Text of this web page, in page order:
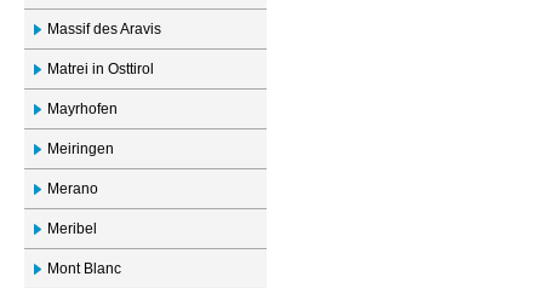
Massif des Aravis
Matrei in Osttirol
Mayrhofen
Meiringen
Merano
Meribel
Mont Blanc